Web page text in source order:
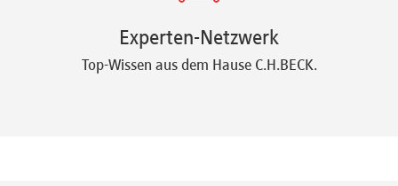
Experten-Netzwerk
Top-Wissen aus dem Hause C.H.BECK.